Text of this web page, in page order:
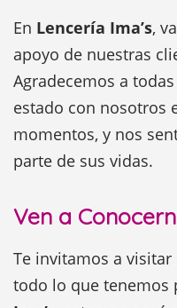
En Lencería Ima’s,
apoyo de nuestras
Agradecemos a
estado con nosotros
momentos, y nos
parte de sus vidas.
Ven a
Te invitamos a
todo lo que tenemos